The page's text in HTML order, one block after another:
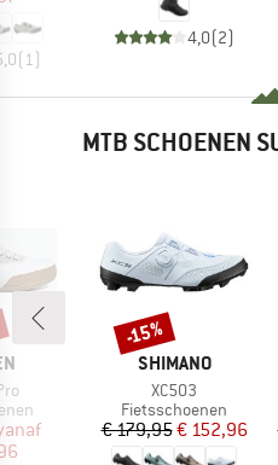
(1 )
4,0(2)
MTB SCHOENEN
prijs
MERK
SHIMANO
Artikel
XC503
Productgroep
Fietsschoenen
Prijs
€ 179,95Verlaagde
€ 152,96
Korting
-15%